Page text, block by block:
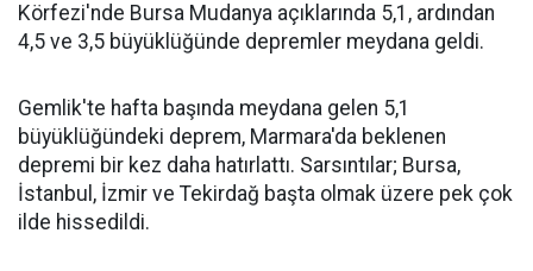
Körfezi'nde Bursa Mudanya açıklarında 5,1, ardından
4,5 ve 3,5 büyüklüğünde depremler meydana geldi.
Gemlik'te hafta başında meydana gelen 5,1
büyüklüğündeki deprem, Marmara'da beklenen
depremi bir kez daha hatırlattı. Sarsıntılar; Bursa,
İstanbul, İzmir ve Tekirdağ başta olmak üzere pek çok
ilde hissedildi.